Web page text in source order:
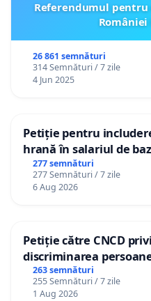
Referendumul
României
26 861 semnături
314 Semnături / 7 zile
4 Jun 2025
Petiție pentru
hrană în salariul de
gradațiilor de
personali
277 semnături
277 Semnături / 7 zile
6 Aug 2026
Petiție către CNCD
discriminarea
către utilizatorul TikTok
263 semnături
255 Semnături / 7 zile
1 Aug 2026